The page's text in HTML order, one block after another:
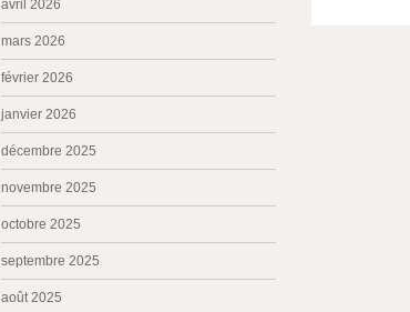
avril 2026
mars 2026
février 2026
janvier 2026
décembre 2025
novembre 2025
octobre 2025
septembre 2025
août 2025